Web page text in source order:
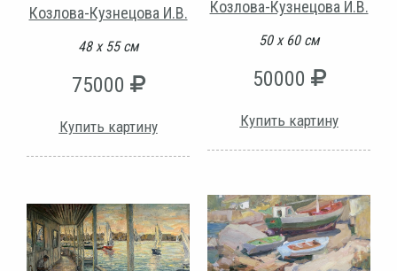
Козлова-Кузнецова И.В.
48 х 55 см
75000
Купить картину
Козлова-Кузнецова И.В.
50 х 60 см
50000
Купить картину